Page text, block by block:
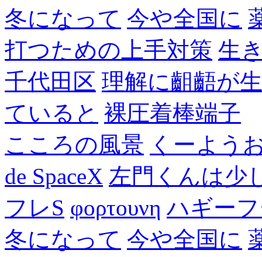
冬になって 今や全国に
打つための上手対策 生
千代田区 理解に齟齬が
ていると 裸圧着棒端子
こころの風景 くーよう
de SpaceX 左門くんは少
フレS φορτουνη ハギー
冬になって 今や全国に